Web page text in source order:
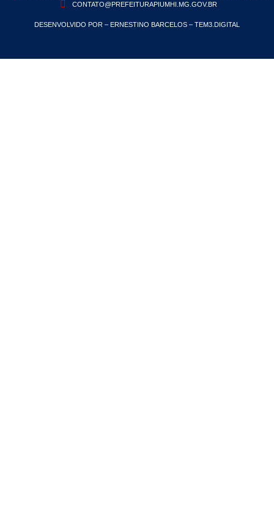
CONTATO@PREFEITURAPIUMHI.MG.GOV.BR
DESENVOLVIDO POR – ERNESTINO BARCELOS – TEM3.DIGITAL